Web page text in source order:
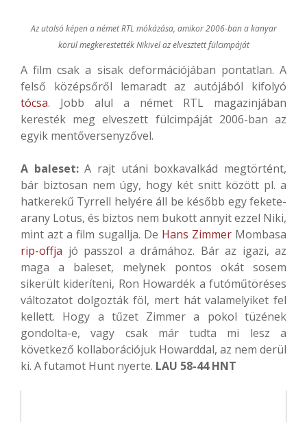
Az utolsó képen a német RTL mókázása, amikor 2006-ban a kanyar
körül megkerestették Nikivel az elvesztett fülcimpáját
A film csak a sisak deformációjában pontatlan. A
felső középsőről lemaradt az autójából kifolyó
tócsa. Jobb alul a német RTL magazinjában
keresték meg elveszett fülcimpáját 2006-ban az
egyik mentőversenyzővel.
A baleset:A rajt utáni boxkavalkád megtörtént,
bár biztosan nem úgy, hogy két snitt között pl. a
hatkerekű Tyrrell helyére áll be később egy fekete-
arany Lotus, és biztos nem bukott annyit ezzel Niki,
mint azt a film sugallja. De Hans ZimmerMombasa
rip-offja jó passzol a drámához. Bár az igazi, az
maga a baleset, melynek pontos okát sosem
sikerült kideríteni, Ron Howardék a futóműtöréses
változatot dolgozták föl, mert hát valamelyiket fel
kellett. Hogy a tűzet Zimmer a pokol tüzének
gondolta-e, vagy csak már tudta mi lesz a
következő kollaborációjuk Howarddal, az nem derül
ki. A futamot Hunt nyerte. LAU 58-44 HNT